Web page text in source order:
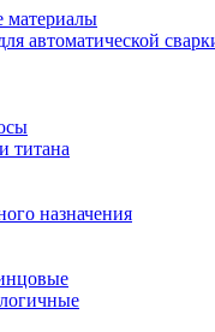
материалы
автоматической
титана
назначения